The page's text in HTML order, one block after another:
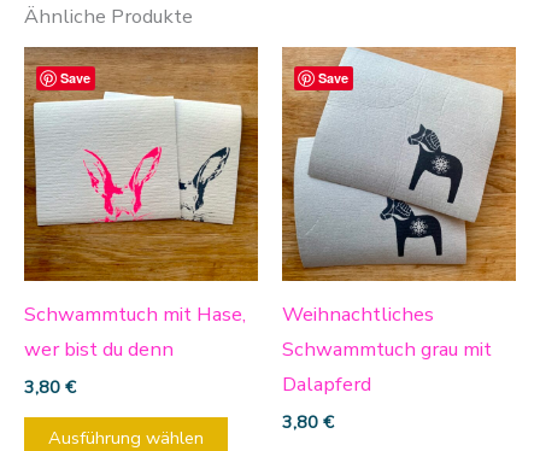
Ähnliche Produkte
Save
Schwammtuch mit Hase,
wer bist du denn
3,80 €
Ausführung wählen
Dieses
Produkt
weist
mehrere
Varianten
auf.
Die
Optionen
können
der
Save
Weihnachtliches
Schwammtuch grau mit
Dalapferd
3,80 €